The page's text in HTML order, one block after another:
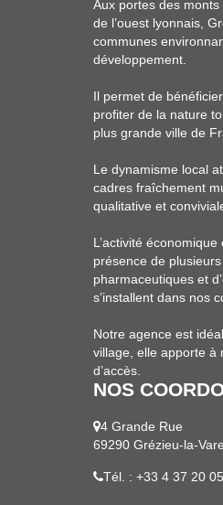
Aux portes des
de l’ouest lyonnais,
communes
développement.
Il permet de
profiter de la nature
plus grande ville de
Le dynamisme local
cadres fraîchement
qualitative et
L’activité
présence de
pharmaceutiques et
s’installent dans nos
Notre agence est
village, elle apporte à
d’accès.
NOS
4 Grande Rue
69290 Grézieu-la-
Tél. : +33 4 37 20